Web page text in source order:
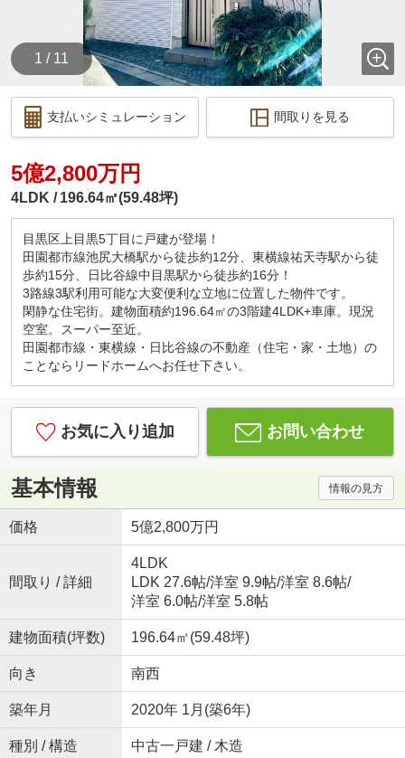
1 / 11
支払いシミュレーション 間取りを見る
5億2,800万円
4LDK 196.64㎡(59.48坪)
目黒区上目黒5丁目に戸建が登場！
田園都市線池尻大橋駅から徒歩約12分、東横線祐天寺駅から徒
歩約15分、日比谷線中目黒駅から徒歩約16分！
3路線3駅利用可能な大変便利な立地に位置した物件です。
閑静な住宅街。建物面積約196.64㎡の3階建4LDK+車庫。現況
空室。スーパー至近。
田園都市線・東横線・日比谷線の不動産（住宅・家・土地）の
ことならリードホームへお任せ下さい。
お気に入り追加 お問い合わせ
基本情報 情報の見方
価格 5億2,800万円
間取り / 詳細
4LDK
LDK 27.6帖/洋室 9.9帖/洋室 8.6帖/
洋室 6.0帖/洋室 5.8帖
建物面積(坪数) 196.64㎡(59.48坪)
向き 南西
築年月 2020年 1月(築6年)
種別 / 構造 中古一戸建 / 木造